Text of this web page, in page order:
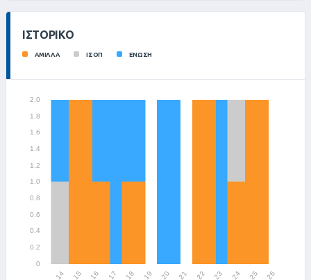
ΙΣΤΟΡΙΚΌ
ΑΜΙΛΛΑ ΙΣΟΠ ΕΝΩΣΗ